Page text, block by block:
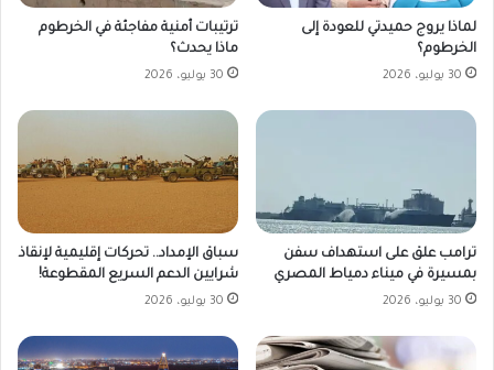
لماذا يروج حميدتي للعودة إلى
الخرطوم؟
30 يوليو، 2026
ترتيبات أمنية مفاجئة في الخرطوم
ماذا يحدث؟
30 يوليو، 2026
ترامب علق على استهداف سفن
بمسيرة في ميناء دمياط المصري
30 يوليو، 2026
سباق الإمداد.. تحركات إقليمية لإنقاذ
شرايين الدعم السريع المقطوعة!
30 يوليو، 2026